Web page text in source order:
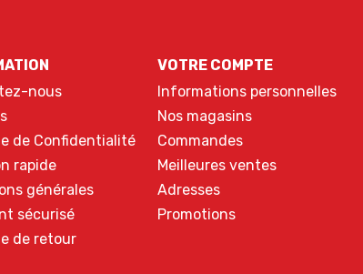
nous
de Confidentialité
rapide
générales
sécurisé
de retour
VOTRE COMPTE
Informations personnelles
Nos magasins
Commandes
Meilleures ventes
Adresses
Promotions